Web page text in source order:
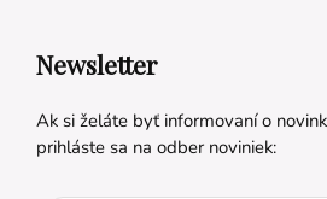
Newsletter
Ak si želáte byť informovaní o
prihláste sa na odber noviniek: